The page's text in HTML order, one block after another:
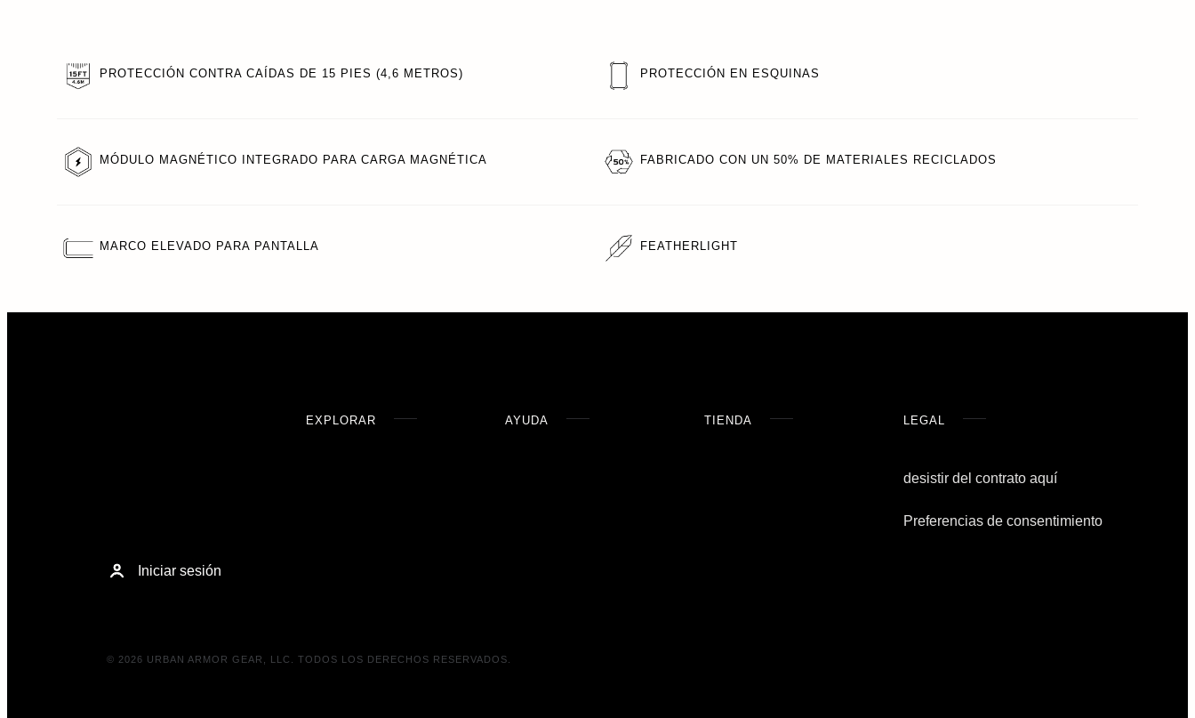
PROTECCIÓN CONTRA CAÍDAS DE 15 PIES (4,6 METROS)
MÓDULO MAGNÉTICO INTEGRADO PARA CARGA MAGNÉTICA
MARCO ELEVADO PARA PANTALLA
PROTECCIÓN EN ESQUINAS
FABRICADO CON UN 50% DE MATERIALES RECICLADOS
FEATHERLIGHT
EXPLORAR AYUDA TIENDA LEGAL
desistir del contrato aquí
Preferencias de consentimiento
Iniciar sesión
© 2026 URBAN ARMOR GEAR, LLC. TODOS LOS DERECHOS RESERVADOS.